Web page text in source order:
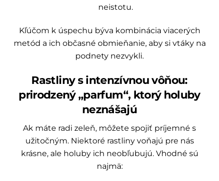
neistotu.
Kľúčom k úspechu býva kombinácia viacerých
metód a ich občasné obmieňanie, aby si vtáky na
podnety nezvykli.
Rastliny s intenzívnou vôňou:
prirodzený „parfum“, ktorý holuby
neznášajú
Ak máte radi zeleň, môžete spojiť príjemné s
užitočným. Niektoré rastliny voňajú pre nás
krásne, ale holuby ich neobľubujú. Vhodné sú
najmä: